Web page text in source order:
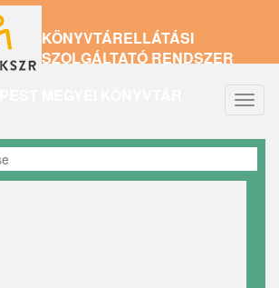
KÖNYVTÁRELLÁTÁSI
SZOLGÁLTATÓ RENDSZER